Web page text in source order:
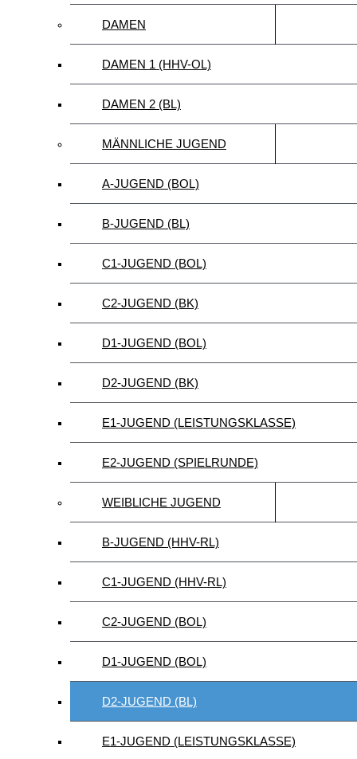
DAMEN
DAMEN 1 (HHV-OL)
DAMEN 2 (BL)
MÄNNLICHE JUGEND
A-JUGEND (BOL)
B-JUGEND (BL)
C1-JUGEND (BOL)
C2-JUGEND (BK)
D1-JUGEND (BOL)
D2-JUGEND (BK)
E1-JUGEND (LEISTUNGSKLASSE)
E2-JUGEND (SPIELRUNDE)
WEIBLICHE JUGEND
B-JUGEND (HHV-RL)
C1-JUGEND (HHV-RL)
C2-JUGEND (BOL)
D1-JUGEND (BOL)
D2-JUGEND (BL)
E1-JUGEND (LEISTUNGSKLASSE)